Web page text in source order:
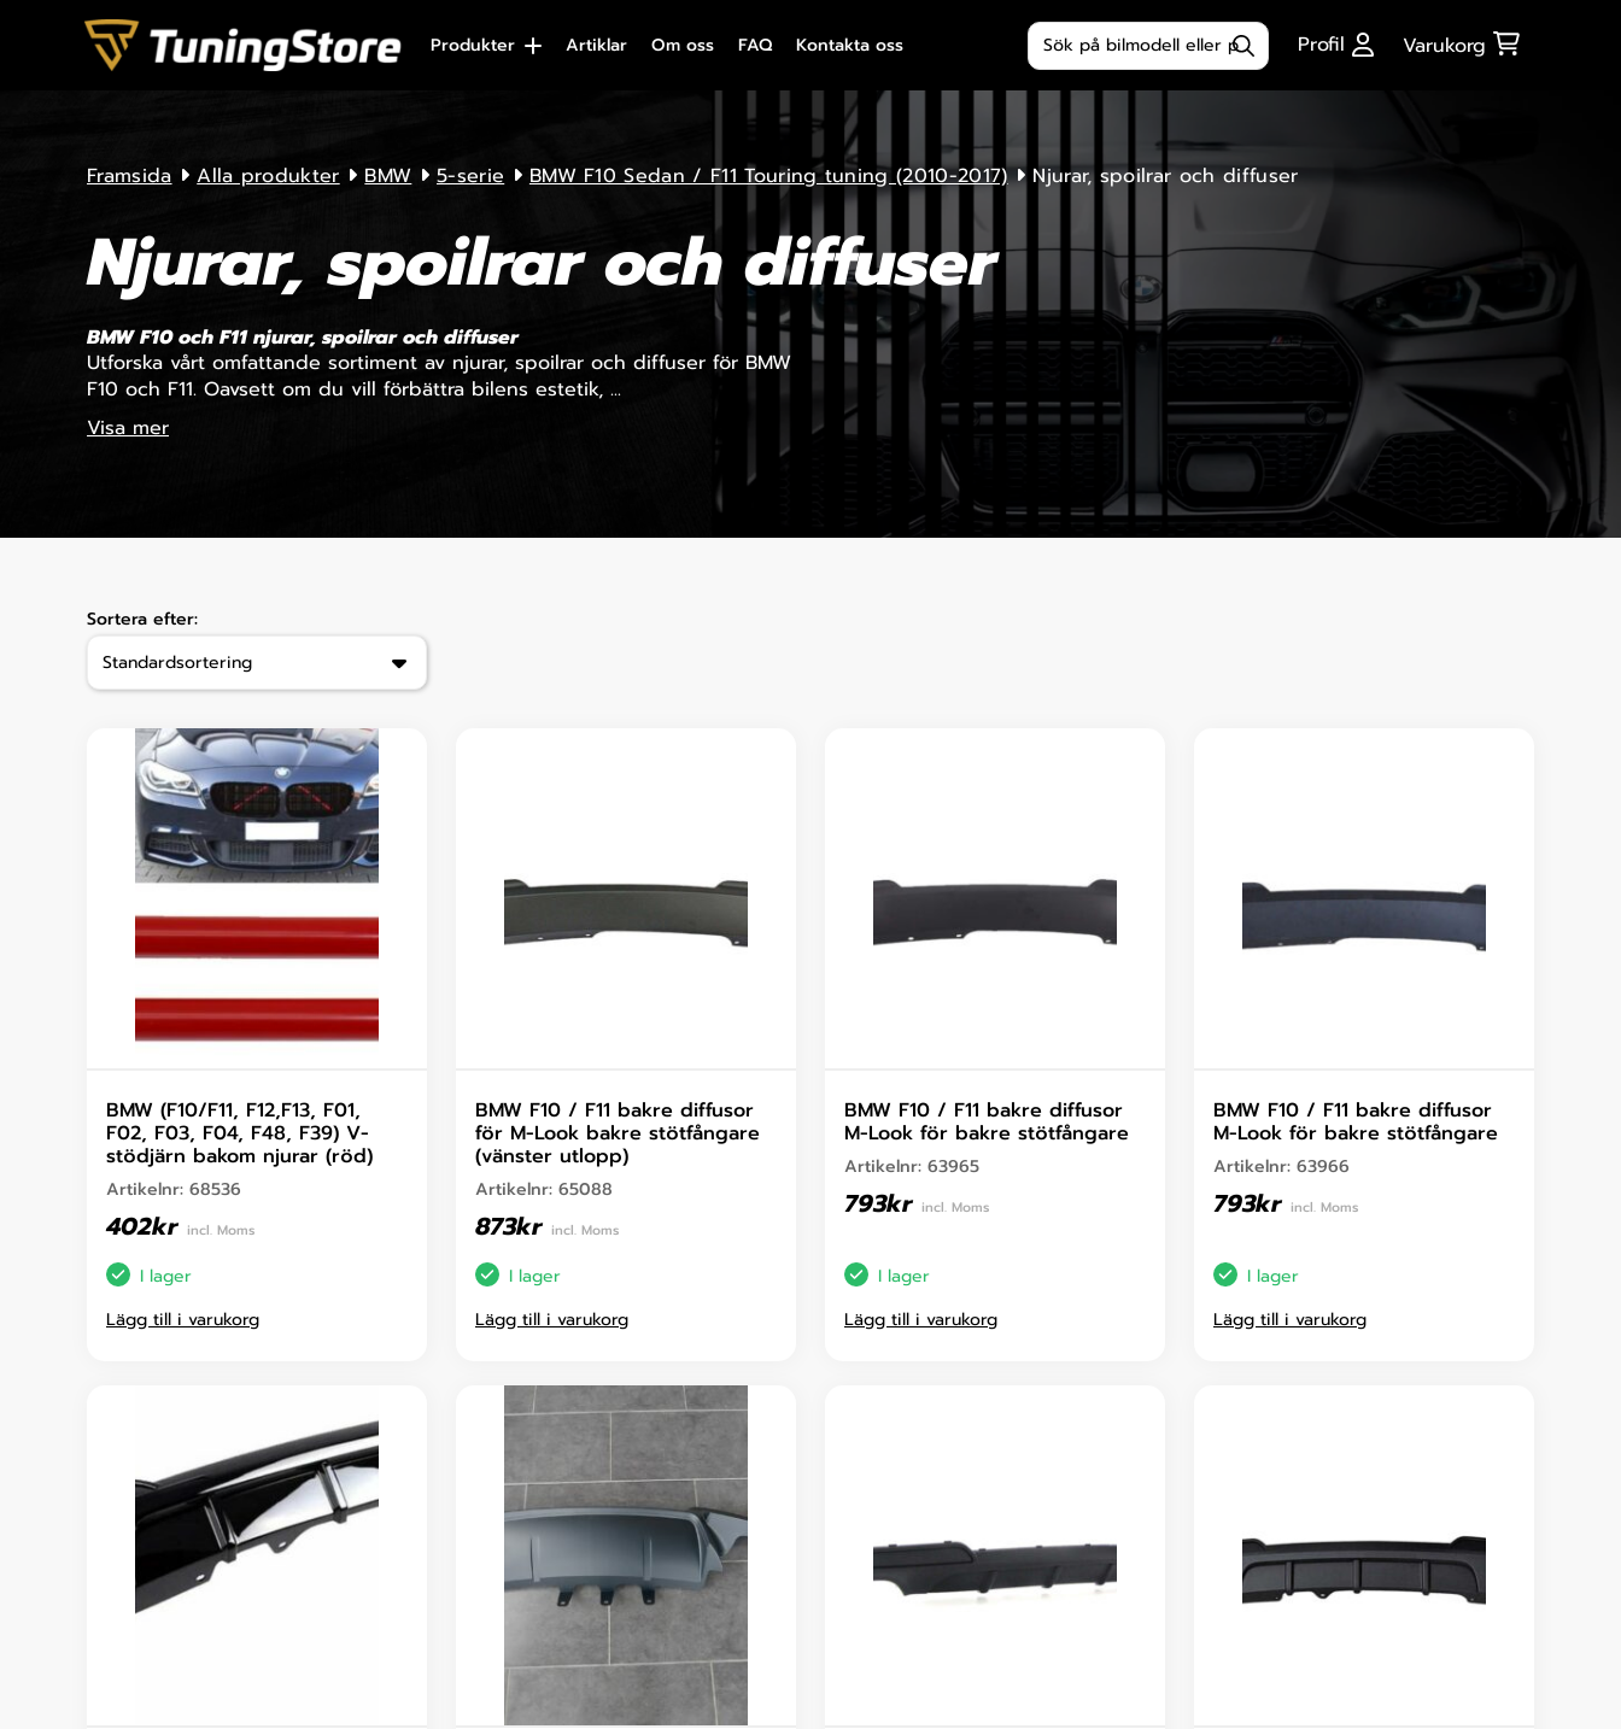
Skip to content
Produkter Artiklar Om oss FAQ Kontakta oss
Produktsökning
Profil Varukorg
Framsida Alla produkter BMW 5-serie BMW F10 Sedan / F11 Touring tuning (2010-2017) Njurar, spoilrar och diffuser
Njurar, spoilrar och diffuser
BMW F10 och F11 njurar, spoilrar och diffuser
Utforska vårt omfattande sortiment av njurar, spoilrar och diffuser för BMW
F10 och F11. Oavsett om du vill förbättra bilens estetik, ...
Visa mer
Sortera efter:
BMW (F10/F11, F12,F13, F01,
F02, F03, F04, F48, F39) V-
stödjärn bakom njurar (röd)
Artikelnr: 68536
402kr incl. Moms
I lager
Lägg till i varukorg
BMW F10 / F11 bakre diffusor
för M-Look bakre stötfångare
(vänster utlopp)
Artikelnr: 65088
873kr incl. Moms
I lager
Lägg till i varukorg
BMW F10 / F11 bakre diffusor
M-Look för bakre stötfångare
Artikelnr: 63965
793kr incl. Moms
I lager
Lägg till i varukorg
BMW F10 / F11 bakre diffusor
M-Look för bakre stötfångare
Artikelnr: 63966
793kr incl. Moms
I lager
Lägg till i varukorg